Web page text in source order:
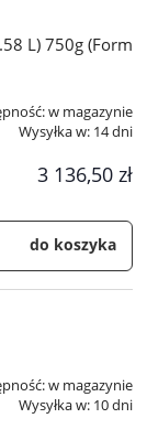
L) 750g (Form
w magazynie
Wysyłka w: 14 dni
3 136,50 zł
do koszyka
w magazynie
Wysyłka w: 10 dni